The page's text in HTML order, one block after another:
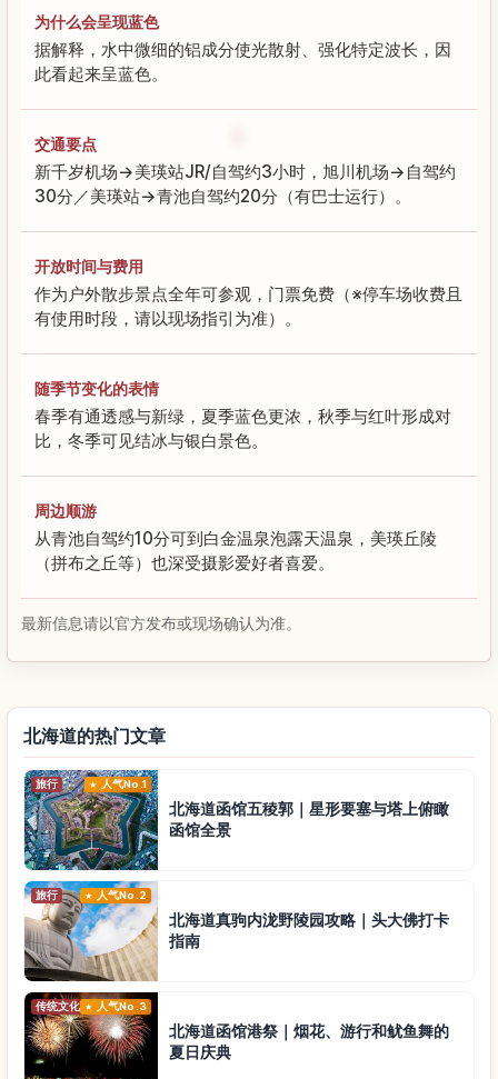
为什么会呈现蓝色
据解释，水中微细的铝成分使光散射、强化特定波长，因
此看起来呈蓝色。
交通要点
新千岁机场→美瑛站JR/自驾约3小时，旭川机场→自驾约
30分／美瑛站→青池自驾约20分（有巴士运行）。
开放时间与费用
作为户外散步景点全年可参观，门票免费（※停车场收费且
有使用时段，请以现场指引为准）。
随季节变化的表情
春季有通透感与新绿，夏季蓝色更浓，秋季与红叶形成对
比，冬季可见结冰与银白景色。
周边顺游
从青池自驾约10分可到白金温泉泡露天温泉，美瑛丘陵
（拼布之丘等）也深受摄影爱好者喜爱。
最新信息请以官方发布或现场确认为准。
北海道的热门文章
旅行 人气No.1
北海道函馆五稜郭｜星形要塞与塔上俯瞰
函馆全景
旅行 人气No.2
北海道真驹内泷野陵园攻略｜头大佛打卡
指南
传统文化 人气No.3
北海道函馆港祭｜烟花、游行和鱿鱼舞的
夏日庆典